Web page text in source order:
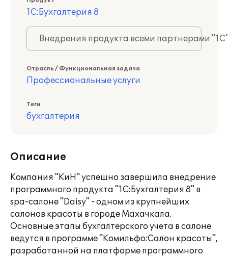
1С:Бухгалтерия 8
Внедрения продукта всеми партнерами
Отрасль / Функциональная задача
Профессиональные услуги
Теги
бухгалтерия
Описание
Компания "КиН" успешно завершила внедрение
программного продукта "1С:Бухгалтерия 8" в
spa-салоне "Daisy" - одном из крупнейших
салонов красоты в городе Махачкала.
Основные этапы бухгалтерского учета в салоне
ведутся в программе "Комильфо:Салон красоты",
разработанной на платформе программного